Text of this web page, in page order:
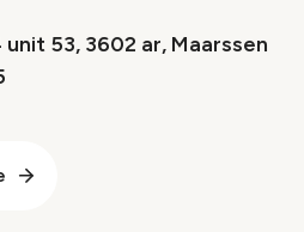
53, 3602 ar, Maarssen